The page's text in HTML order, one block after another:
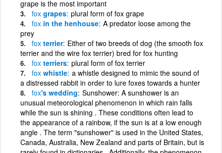
grape is the most important
fox grapes plural form of fox grape
fox in the henhouse A predator loose among the
prey
fox terrier Either of two breeds of dog (the smooth fox
terrier and the wire fox terrier) bred for fox hunting
fox terriers plural form of fox terrier
fox whistle a whistle designed to mimic the sound of
a distressed rabbit in order to lure foxes towards a hunter
fox's wedding Sunshower: A sunshower is an
unusual meteorological phenomenon in which rain falls
while the sun is shining . These conditions often lead to
the appearance of a rainbow, if the sun is at a low enough
angle . The term "sunshower" is used in the United States,
Canada, Australia, New Zealand and parts of Britain, but is